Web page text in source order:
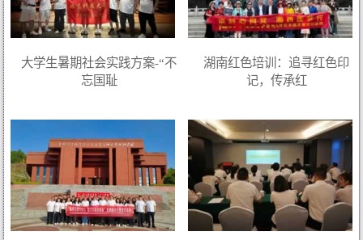
大学生暑期社会实践方案-“不
忘国耻
湖南红色培训：追寻红色印
记，传承红